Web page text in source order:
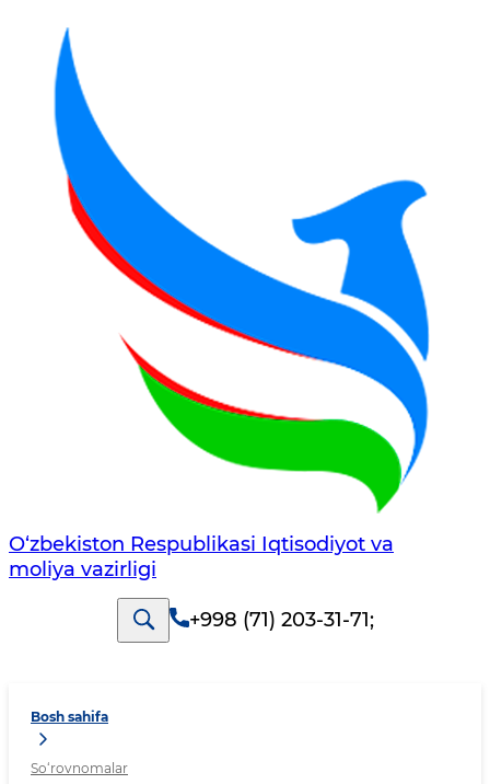
O‘zbekiston Respublikasi Iqtisodiyot va
moliya vazirligi
+998 (71) 203-31-71;
Bosh sahifa
So‘rovnomalar